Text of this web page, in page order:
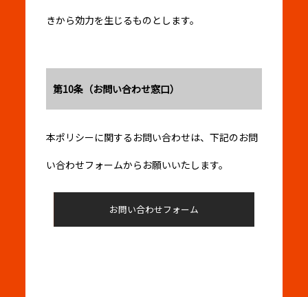
きから効力を生じるものとします。
第10条（お問い合わせ窓口）
本ポリシーに関するお問い合わせは、下記のお問
い合わせフォームからお願いいたします。
お問い合わせフォーム